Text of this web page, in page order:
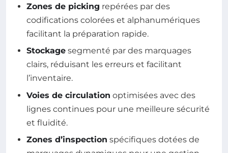
Zones de picking repérées par des
codifications colorées et alphanumériques
facilitant la préparation rapide.
Stockage segmenté par des marquages
clairs, réduisant les erreurs et facilitant
l’inventaire.
Voies de circulation optimisées avec des
lignes continues pour une meilleure sécurité
et fluidité.
Zones d’inspection spécifiques dotées de